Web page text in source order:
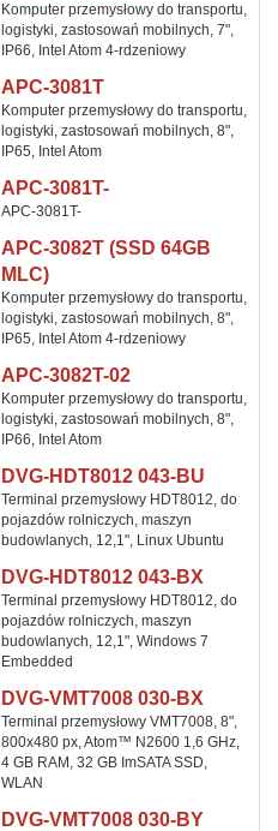
Komputer przemysłowy do transportu,
logistyki, zastosowań mobilnych, 7",
IP66, Intel Atom 4-rdzeniowy
APC-3081T
Komputer przemysłowy do transportu,
logistyki, zastosowań mobilnych, 8",
IP65, Intel Atom
APC-3081T-
APC-3081T-
APC-3082T (SSD 64GB
MLC)
Komputer przemysłowy do transportu,
logistyki, zastosowań mobilnych, 8",
IP65, Intel Atom 4-rdzeniowy
APC-3082T-02
Komputer przemysłowy do transportu,
logistyki, zastosowań mobilnych, 8",
IP66, Intel Atom
DVG-HDT8012 043-BU
Terminal przemysłowy HDT8012, do
pojazdów rolniczych, maszyn
budowlanych, 12,1", Linux Ubuntu
DVG-HDT8012 043-BX
Terminal przemysłowy HDT8012, do
pojazdów rolniczych, maszyn
budowlanych, 12,1", Windows 7
Embedded
DVG-VMT7008 030-BX
Terminal przemysłowy VMT7008, 8",
800x480 px, Atom™ N2600 1,6 GHz,
4 GB RAM, 32 GB ImSATA SSD,
WLAN
DVG-VMT7008 030-BY